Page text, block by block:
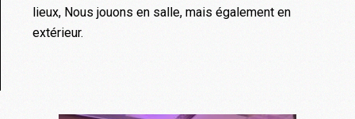
lieux, Nous jouons en salle, mais également en
extérieur.